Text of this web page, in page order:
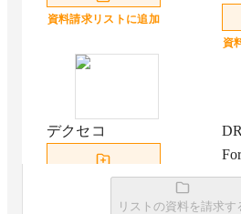
資料請求リストに追加
資
デクセコ
資
リストの資料を請求す